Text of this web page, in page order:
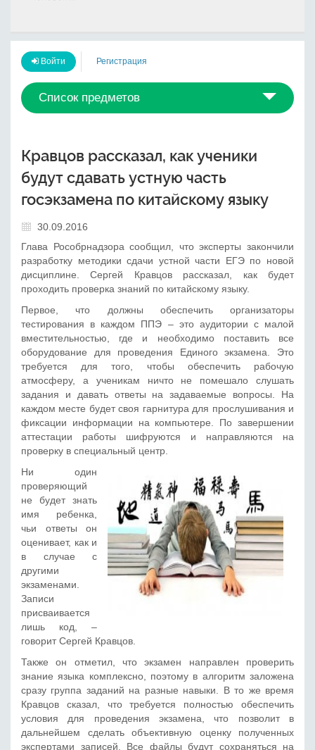
Войти Регистрация
Список предметов
Кравцов рассказал, как ученики
будут сдавать устную часть
госэкзамена по китайскому языку
30.09.2016
Глава Рособрнадзора сообщил, что эксперты закончили
разработку методики сдачи устной части ЕГЭ по новой
дисциплине. Сергей Кравцов рассказал, как будет
проходить проверка знаний по китайскому языку.
Первое, что должны обеспечить организаторы
тестирования в каждом ППЭ – это аудитории с малой
вместительностью, где и необходимо поставить все
оборудование для проведения Единого экзамена. Это
требуется для того, чтобы обеспечить рабочую
атмосферу, а ученикам ничто не помешало слушать
задания и давать ответы на задаваемые вопросы. На
каждом месте будет своя гарнитура для прослушивания и
фиксации информации на компьютере. По завершении
аттестации работы шифруются и направляются на
проверку в специальный центр.
Ни один
проверяющий
не будет знать
имя ребенка,
чьи ответы он
оценивает, как и
в случае с
другими
экзаменами.
Записи
присваивается
лишь код, –
говорит Сергей Кравцов.
Также он отметил, что экзамен направлен проверить
знание языка комплексно, поэтому в алгоритм заложена
сразу группа заданий на разные навыки. В то же время
Кравцов сказал, что требуется полностью обеспечить
условия для проведения экзамена, что позволит в
дальнейшем сделать объективную оценку полученных
экспертами записей. Все файлы будут сохраняться на